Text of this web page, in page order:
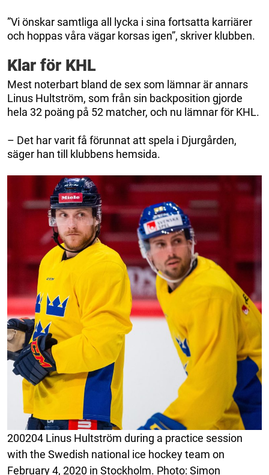
”Vi önskar samtliga all lycka i sina fortsatta karriärer
och hoppas våra vägar korsas igen”, skriver klubben.
Klar för KHL
Mest noterbart bland de sex som lämnar är annars
Linus Hultström, som från sin backposition gjorde
hela 32 poäng på 52 matcher, och nu lämnar för KHL.
– Det har varit få förunnat att spela i Djurgården,
säger han till klubbens hemsida.
200204 Linus Hultström during a practice session
with the Swedish national ice hockey team on
February 4, 2020 in Stockholm. Photo: Simon